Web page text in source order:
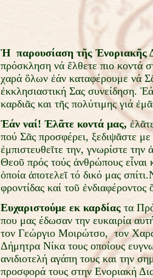
Ἡ παρουσίαση τῆς Ἐνοριακῆς
πρόσκληση νά ἔλθετε πιο κοντά
χαρά ὅλων ἐάν καταφέρουμε νά
ἐκκλησιαστική Σας συνείδηση.
καρδιᾶς και τῆς πολύτιμης γιά
Ἐάν ναί! Ἐλᾶτε κοντά μας,
πού Σᾶς προσφέρει, ξεδιψᾶστε
ἐμπιστευθεῖτε την, γνωρίστε
Θεοῦ πρός τούς ἀνθρώπους
ὁποία ἀποτελεῖ τό δικό μας
φροντίδας καί τοῦ
Ευχαριστούμε εκ καρδίας τα
που μας έδωσαν την ευκαιρία
τον Γεώργιο Μοιρώτσο, τον
Δήμητρα Νίκα τους οποίους
ανιδιοτελή αγάπη τους και την
προσφορά τους στην Ενοριακή